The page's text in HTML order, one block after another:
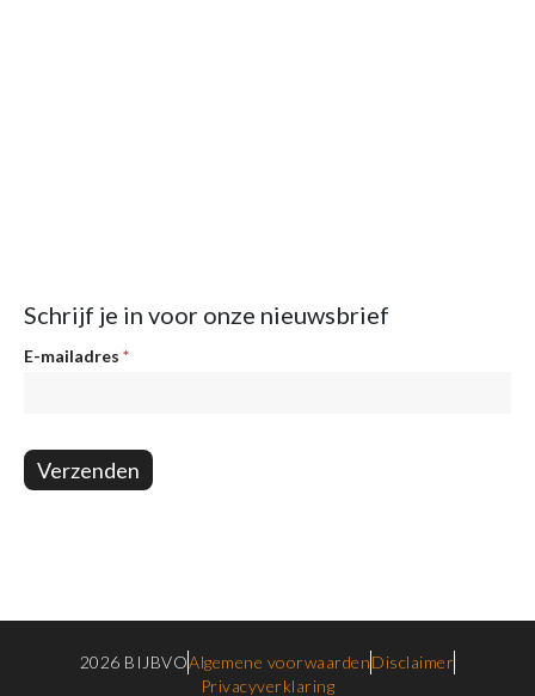
Schrijf je in voor onze nieuwsbrief
Nieuwsbrief
E-mailadres *
Verzenden
2026 BIJBVOAlgemene voorwaardenDisclaimer
Privacyverklaring